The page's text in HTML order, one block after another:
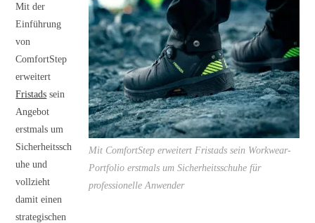
Mit ComfortStep erweitert Fristads sein Workwear-
Portfolio erstmals um Sicherheitsschuhe für
professionelle Anwender
Mit der
Einführung
von
ComfortStep
erweitert
Fristads sein
Angebot
erstmals um
Sicherheitssch
uhe und
vollzieht
damit einen
strategischen